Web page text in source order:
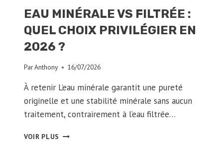
EAU MINÉRALE VS FILTRÉE :
QUEL CHOIX PRIVILÉGIER EN
2026 ?
ParAnthony 16/07/2026
À retenir L’eau minérale garantit une pureté
originelle et une stabilité minérale sans aucun
traitement, contrairement à l’eau filtrée…
VOIR PLUS EAU